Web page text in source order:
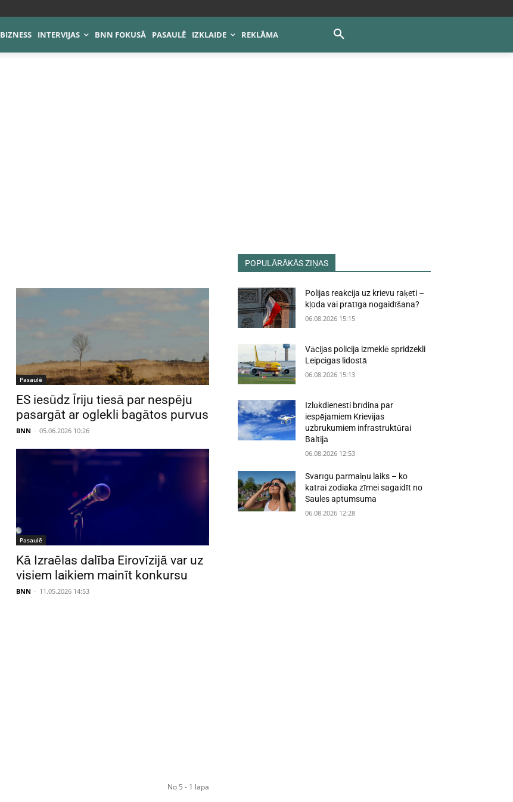
BIZNESS INTERVIJAS BNN FOKUSĀ PASAULĒ IZKLAIDE REKLĀMA
Pasaulē
ES iesūdz Īriju tiesā par nespēju
pasargāt ar oglekli bagātos purvus
BNN - 05.06.2026 10:26
Pasaulē
Kā Izraēlas dalība Eirovīzijā var uz
visiem laikiem mainīt konkursu
BNN - 11.05.2026 14:53
No 5 - 1 lapa
POPULĀRĀKĀS ZIŅAS
Polijas reakcija uz krievu raķeti –
kļūda vai prātīga nogaidīšana?
06.08.2026 15:15
Vācijas policija izmeklē spridzekli
Leipcigas lidostā
06.08.2026 15:13
Izlūkdienesti brīdina par
iespējamiem Krievijas
uzbrukumiem infrastruktūrai
Baltijā
06.08.2026 12:53
Svarīgu pārmaiņu laiks – ko
katrai zodiaka zīmei sagaidīt no
Saules aptumsuma
06.08.2026 12:28